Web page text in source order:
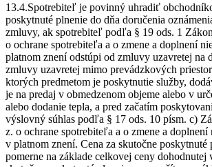
13.4.Spotrebiteľ je povinný uhradiť
poskytnuté plnenie do dňa doručenia
zmluvy, ak spotrebiteľ podľa § 19 ods. 1
o ochrane spotrebiteľa a o zmene a doplnení
platnom znení odstúpi od zmluvy uzavretej na
zmluvy uzavretej mimo prevádzkových
ktorých predmetom je poskytnutie služby,
je na predaj v obmedzenom objeme alebo v
alebo dodanie tepla, a pred začatím
výslovný súhlas podľa § 17 ods. 10 písm. c)
z. o ochrane spotrebiteľa a o zmene a
v platnom znení. Cena za skutočne poskytnuté
pomerne na základe celkovej ceny dohodnutej